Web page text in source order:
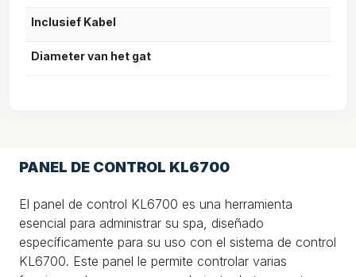
Inclusief Kabel
Diameter van het gat
PANEL DE CONTROL KL6700
El panel de control KL6700 es una herramienta
esencial para administrar su spa, diseñado
específicamente para su uso con el sistema de control
KL6700. Este panel le permite controlar varias